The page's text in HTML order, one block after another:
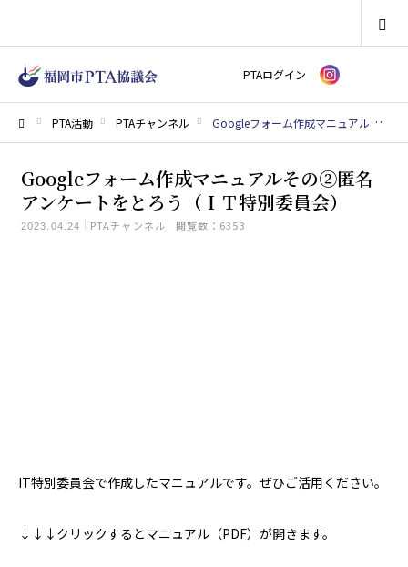
PTAログイン
PTA活動 PTAチャンネル Googleフォーム作成マニュアルその②匿名アンケートをとろう（ＩＴ特別委員会）
Googleフォーム作成マニュアルその②匿名
アンケートをとろう（ＩＴ特別委員会）
2023.04.24 PTAチャンネル 閲覧数：6353
IT特別委員会で作成したマニュアルです。ぜひご活用ください。
↓↓↓クリックするとマニュアル（PDF）が開きます。